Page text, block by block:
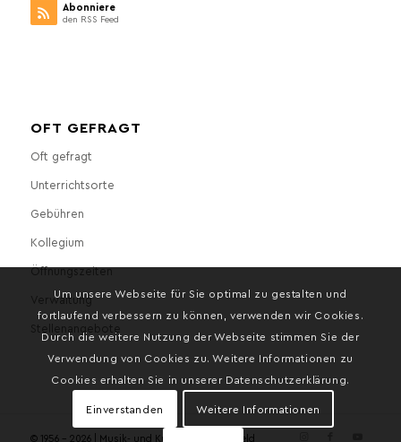
Abonniere
den RSS Feed
OFT GEFRAGT
Oft gefragt
Unterrichtsorte
Gebühren
Kollegium
Öffnungszeiten
Verwaltung
Stellenangebote
© 1956 - 2026 | Musik- und Kunstschule Bielefeld
Um unsere Webseite für Sie optimal zu gestalten und
fortlaufend verbessern zu können, verwenden wir Cookies.
Durch die weitere Nutzung der Webseite stimmen Sie der
Verwendung von Cookies zu. Weitere Informationen zu
Cookies erhalten Sie in unserer Datenschutzerklärung.
Einverstanden Weitere Informationen